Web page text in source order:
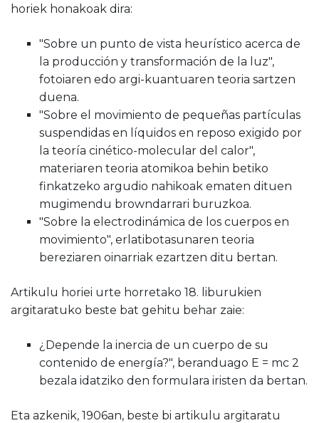
horiek honakoak dira:
"Sobre un punto de vista heurístico acerca de
la producción y transformación de la luz",
fotoiaren edo argi-kuantuaren teoria sartzen
duena.
"Sobre el movimiento de pequeñas partículas
suspendidas en líquidos en reposo exigido por
la teoría cinético-molecular del calor",
materiaren teoria atomikoa behin betiko
finkatzeko argudio nahikoak ematen dituen
mugimendu browndarrari buruzkoa.
"Sobre la electrodinámica de los cuerpos en
movimiento", erlatibotasunaren teoria
bereziaren oinarriak ezartzen ditu bertan.
Artikulu horiei urte horretako 18. liburukien
argitaratuko beste bat gehitu behar zaie:
¿Depende la inercia de un cuerpo de su
contenido de energía?", beranduago E = mc 2
bezala idatziko den formulara iristen da bertan.
Eta azkenik, 1906an, beste bi artikulu argitaratu